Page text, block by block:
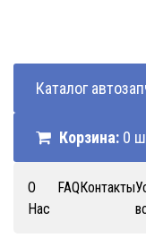
Каталог
Корзина: 0
О
Нас
FAQКонтакты